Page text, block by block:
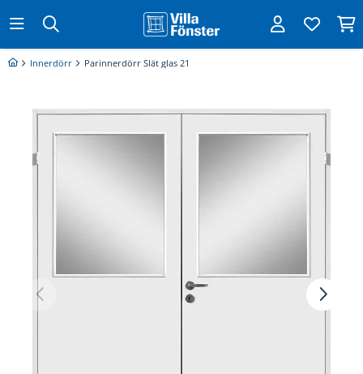
Innerdörr Parinnerdörr Slät glas 21